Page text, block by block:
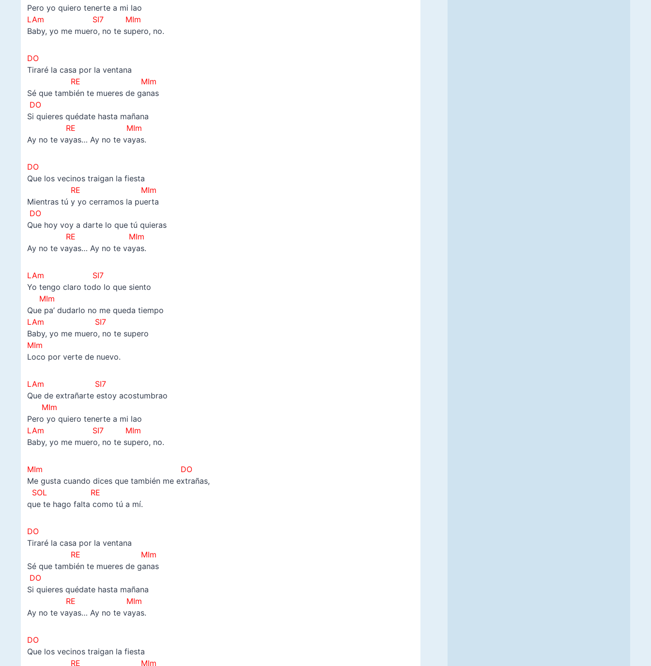
Pero yo quiero tenerte a mi lao
LAm SI7 MIm
Baby, yo me muero, no te supero, no.
DO
Tiraré la casa por la ventana
RE MIm
Sé que también te mueres de ganas
DO
Si quieres quédate hasta mañana
RE MIm
Ay no te vayas… Ay no te vayas.
DO
Que los vecinos traigan la fiesta
RE MIm
Mientras tú y yo cerramos la puerta
DO
Que hoy voy a darte lo que tú quieras
RE MIm
Ay no te vayas… Ay no te vayas.
LAm SI7
Yo tengo claro todo lo que siento
MIm
Que pa’ dudarlo no me queda tiempo
LAm SI7
Baby, yo me muero, no te supero
MIm
Loco por verte de nuevo.
LAm SI7
Que de extrañarte estoy acostumbrao
MIm
Pero yo quiero tenerte a mi lao
LAm SI7 MIm
Baby, yo me muero, no te supero, no.
MIm DO
Me gusta cuando dices que también me extrañas,
SOL RE
que te hago falta como tú a mí.
DO
Tiraré la casa por la ventana
RE MIm
Sé que también te mueres de ganas
DO
Si quieres quédate hasta mañana
RE MIm
Ay no te vayas… Ay no te vayas.
DO
Que los vecinos traigan la fiesta
RE MIm